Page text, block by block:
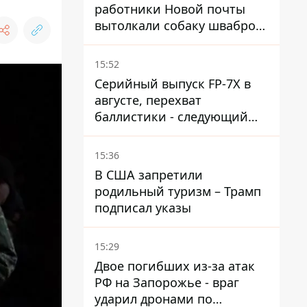
работники Новой почты
вытолкали собаку шваброй
в 37-градусную жару -
реакция компании
15:52
Серийный выпуск FP-7X в
августе, перехват
баллистики - следующий
этап - Fire Point
конкретизировало планы
15:36
В США запретили
родильный туризм – Трамп
подписал указы
15:29
Двое погибших из-за атак
РФ на Запорожье - враг
ударил дронами по